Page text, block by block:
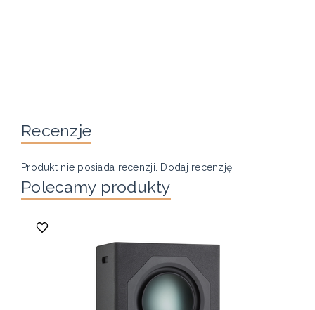
Recenzje
Produkt nie posiada recenzji. Dodaj recenzję
Polecamy produkty